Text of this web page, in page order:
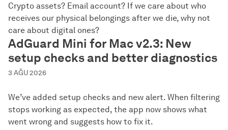
Crypto assets? Email account? If we care about who
receives our physical belongings after we die, why not
care about digital ones?
AdGuard Mini for Mac v2.3: New
setup checks and better diagnostics
3 AĞU 2026
We’ve added setup checks and new alert. When filtering
stops working as expected, the app now shows what
went wrong and suggests how to fix it.